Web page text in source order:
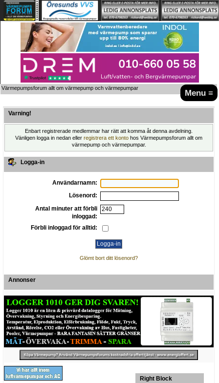
Menu ≡
Värmepumpsforum allt om värmepump och värmepumpar
Varning!
Enbart registrerade medlemmar har rätt att komma åt denna avdelning.
Vänligen logga in nedan eller registrera ett konto hos Värmepumpsforum allt om
värmepump och värmepumpar.
Logga-in
Användarnamn:
Lösenord:
Antal minuter att förbli
inloggad:
Förbli inloggad för alltid:
Glömt bort ditt lösenord?
Annonser
Right Block